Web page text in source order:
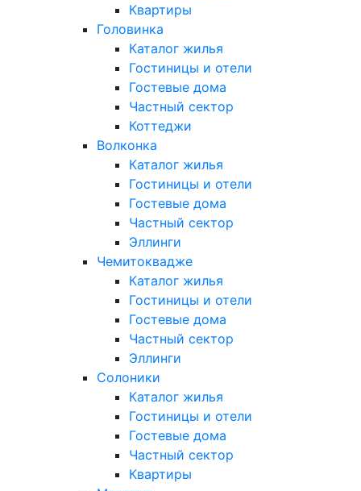
Квартиры
Головинка
Каталог жилья
Гостиницы и отели
Гостевые дома
Частный сектор
Коттеджи
Волконка
Каталог жилья
Гостиницы и отели
Гостевые дома
Частный сектор
Эллинги
Чемитоквадже
Каталог жилья
Гостиницы и отели
Гостевые дома
Частный сектор
Эллинги
Солоники
Каталог жилья
Гостиницы и отели
Гостевые дома
Частный сектор
Квартиры